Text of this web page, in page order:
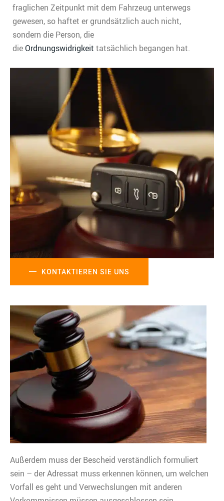
fraglichen Zeitpunkt mit dem Fahrzeug unterwegs
gewesen, so haftet er grundsätzlich auch nicht,
sondern die Person, die
dieOrdnungswidrigkeit tatsächlich begangen hat.
KONTAKTIEREN SIE UNS
Außerdem muss der Bescheid verständlich formuliert
sein – der Adressat muss erkennen können, um welchen
Vorfall es geht und Verwechslungen mit anderen